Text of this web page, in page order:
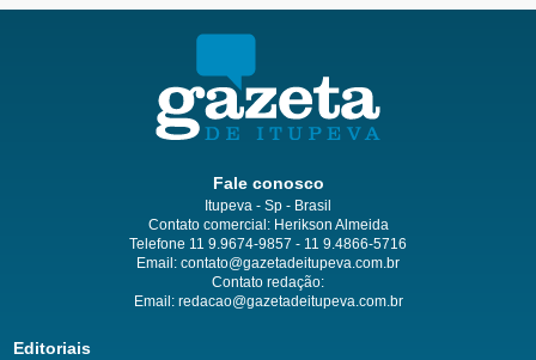
Fale conosco
Itupeva - Sp - Brasil
Contato comercial: Herikson Almeida
Telefone 11 9.9674-9857 - 11 9.4866-5716
Email: contato@gazetadeitupeva.com.br
Contato redação:
Email: redacao@gazetadeitupeva.com.br
Editoriais